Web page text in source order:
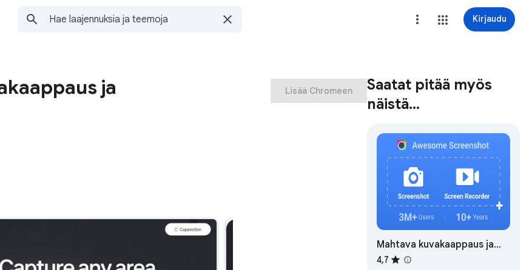
Kirjaudu
ja
Lisää Chromeen
Saatat pitää myös
näistä…
Mahtava kuvakaappaus ja
näytön tallennin
4,7